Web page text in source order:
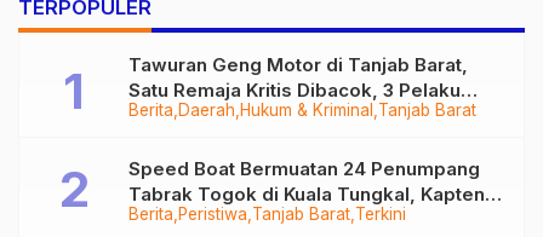
TERPOPULER
Berita Daerah Hukum & Kriminal Tanjab Barat
Tawuran Geng Motor di Tanjab Barat,
Satu Remaja Kritis Dibacok, 3 Pelaku
Ditangkap
Berita Peristiwa Tanjab Barat Terkini
Speed Boat Bermuatan 24 Penumpang
Tabrak Togok di Kuala Tungkal, Kapten
Sempat Hilang